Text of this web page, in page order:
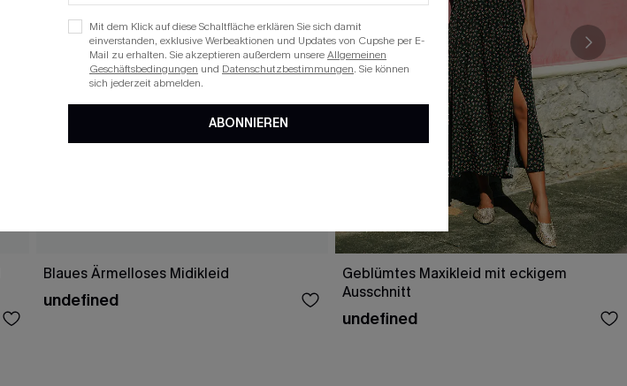
Blaues Ärmelloses Midikleid
undefined
Geblümtes Maxikleid mit eckigem
Ausschnitt
undefined
Mit dem Klick auf diese Schaltfläche erklären Sie sich damit
einverstanden, exklusive Werbeaktionen und Updates von Cupshe per E-
Mail zu erhalten. Sie akzeptieren außerdem unsereAllgemeinen
Geschäftsbedingungen und Datenschutzbestimmungen. Sie können
sich jederzeit abmelden.
ABONNIEREN